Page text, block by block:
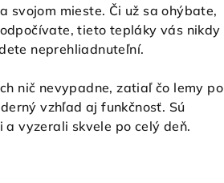
svojom mieste. Či už sa ohýbate,
tieto tepláky vás nikdy
neprehliadnuteľní.
nič nevypadne, zatiaľ čo lemy po
vzhľad aj funkčnosť. Sú
vyzerali skvele po celý deň.